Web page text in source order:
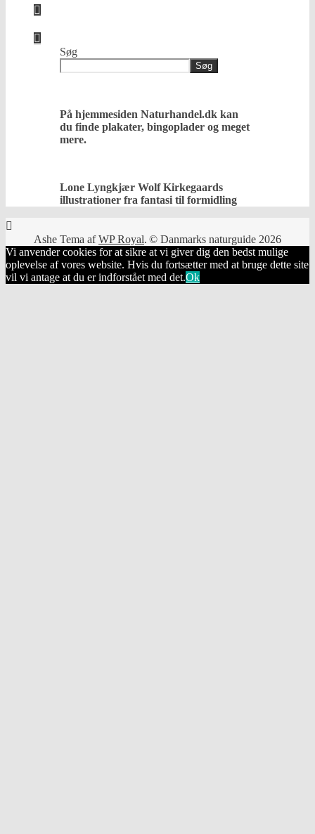
Søg
Søg
På hjemmesiden Naturhandel.dk kan
du finde plakater, bingoplader og meget
mere.
Lone Lyngkjær Wolf Kirkegaards
illustrationer fra fantasi til formidling
© Danmarks naturguide 2026
Ashe Tema afWP Royal.
Vi anvender cookies for at sikre at vi giver dig den bedst mulige
oplevelse af vores website. Hvis du fortsætter med at bruge dette site
vil vi antage at du er indforstået med det.Ok